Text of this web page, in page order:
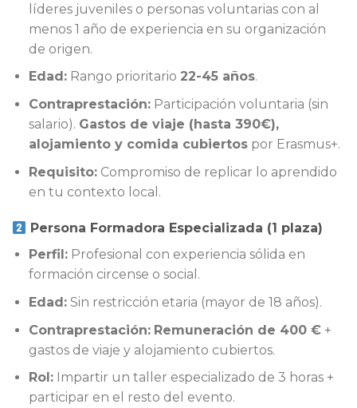
líderes juveniles o personas voluntarias con al
menos 1 año de experiencia en su organización
de origen.
Edad:Rango prioritario 22-45 años.
Contraprestación:Participación voluntaria (sin
salario). Gastos de viaje (hasta 390€),
alojamiento y comida cubiertospor Erasmus+.
Requisito:Compromiso de replicar lo aprendido
en tu contexto local.
Persona Formadora Especializada (1 plaza)
Perfil:Profesional con experiencia sólida en
formación circense o social.
Edad:Sin restricción etaria (mayor de 18 años).
Contraprestación: Remuneración de 400 €+
gastos de viaje y alojamiento cubiertos.
Rol:Impartir un taller especializado de 3 horas +
participar en el resto del evento.